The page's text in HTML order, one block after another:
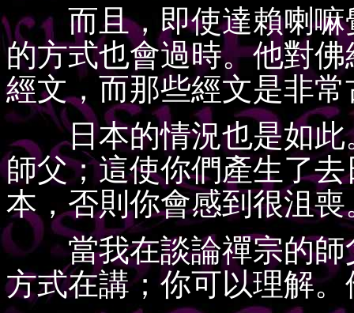
而且，即使達賴喇嘛
的方式也會過時。他對
經文，而那些經文是非
日本的情況也是如此
師父；這使你們產生了
本，否則你會感到很沮喪
當我在談論禪宗的師
方式在講；你可以理解